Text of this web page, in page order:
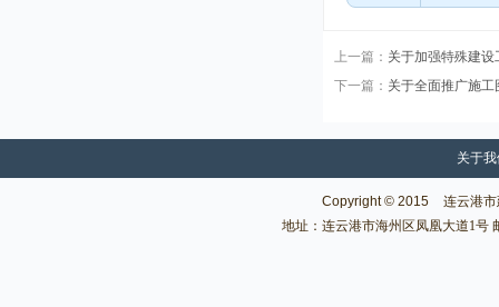
上一篇： 关于加强特殊建
下一篇： 关于全面推广施
关于
Copyright © 2015
连云港
地址：连云港市海州区凤凰大道1号